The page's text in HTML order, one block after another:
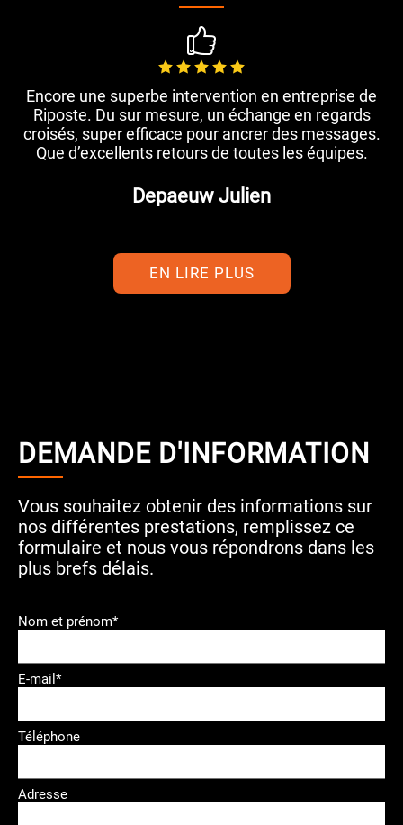
Encore une superbe intervention en entreprise de
Riposte. Du sur mesure, un échange en regards
croisés, super efficace pour ancrer des messages.
Que d’excellents retours de toutes les équipes.
Depaeuw Julien
EN LIRE PLUS
DEMANDE D'INFORMATION
Vous souhaitez obtenir des informations sur
nos différentes prestations, remplissez ce
formulaire et nous vous répondrons dans les
plus brefs délais.
Nom et prénom*
E-mail*
Téléphone
Adresse